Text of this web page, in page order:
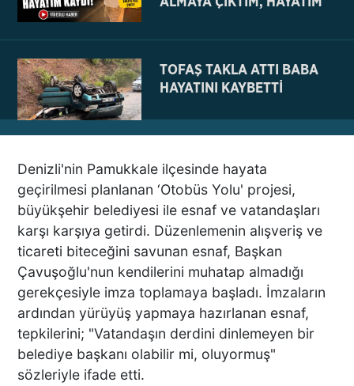
TOFAŞ TAKLA ATTI BABA
HAYATINI KAYBETTİ
NE BÖYLE BİR VAHŞİ NE DE
VAHŞET GÖRÜLDÜ
İNSANLIK DIŞI
VİCDANSIZLIK
AZRAİL’E “ELDEN SONRA
GEL” DEDİ! OKEYE DEVAM
ETTİ
Denizli'nin Pamukkale ilçesinde hayata
geçirilmesi planlanan ‘Otobüs Yolu' projesi,
büyükşehir belediyesi ile esnaf ve vatandaşları
karşı karşıya getirdi. Düzenlemenin alışveriş ve
ticareti biteceğini savunan esnaf, Başkan
Çavuşoğlu'nun kendilerini muhatap almadığı
gerekçesiyle imza toplamaya başladı. İmzaların
ardından yürüyüş yapmaya hazırlanan esnaf,
tepkilerini; "Vatandaşın derdini dinlemeyen bir
belediye başkanı olabilir mi, oluyormuş"
sözleriyle ifade etti.